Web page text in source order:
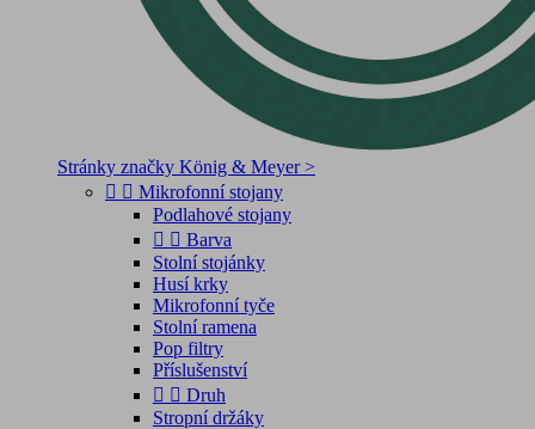
Stránky značky König & Meyer >
  Mikrofonní stojany
Podlahové stojany
  Barva
Stolní stojánky
Husí krky
Mikrofonní tyče
Stolní ramena
Pop filtry
Příslušenství
  Druh
Stropní držáky